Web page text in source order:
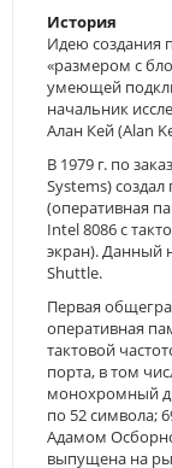
История
Идею создания
«размером с
умеющей
начальник
Алан Кей (Alan
В 1979 г. по
Systems)
(оперативная
Intel 8086 с
экран). Данный
Shuttle.
Первая
оперативная
тактовой
порта, в том
монохромный
по 52 символа;
Адамом
выпущена на